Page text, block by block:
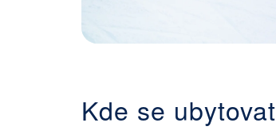
Kde se ubytovat